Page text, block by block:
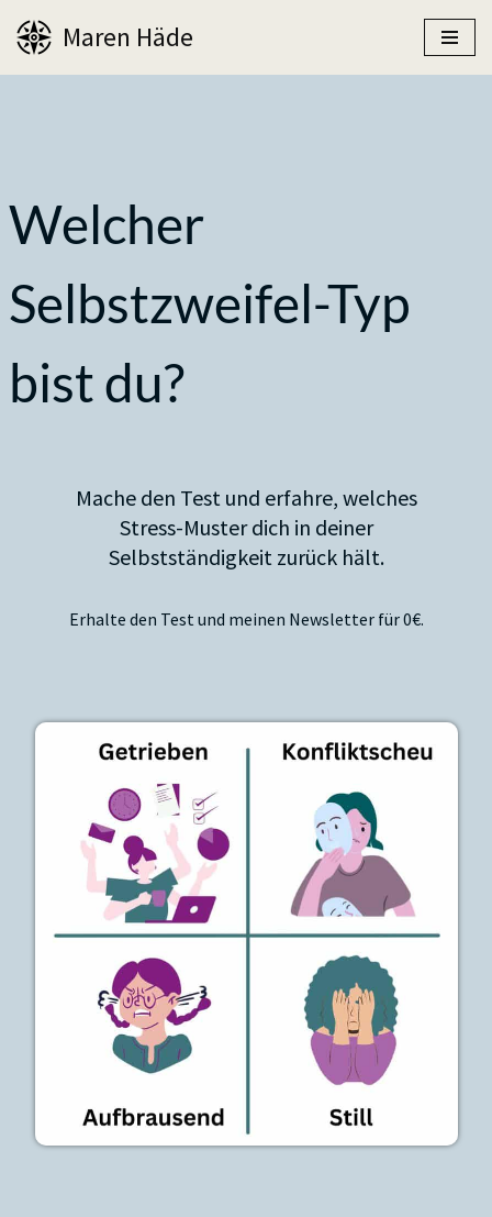
Zum
Maren Häde
Welcher
Selbstzweifel-Typ
bist du?
Mache den Test und erfahre, welches
Stress-Muster dich in deiner
Selbstständigkeit zurück hält.
Erhalte den Test und meinen Newsletter für 0€.